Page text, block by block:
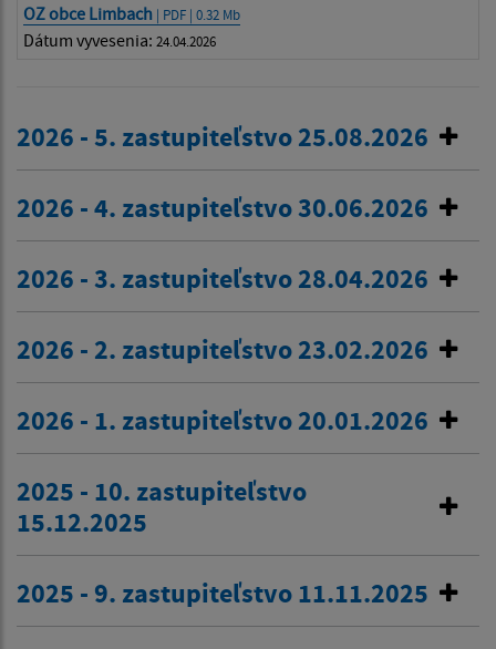
OZ obce Limbach | PDF | 0.32 Mb
Dátum vyvesenia: 24.04.2026
2026 - 5. zastupiteľstvo 25.08.2026
2026 - 4. zastupiteľstvo 30.06.2026
2026 - 3. zastupiteľstvo 28.04.2026
2026 - 2. zastupiteľstvo 23.02.2026
2026 - 1. zastupiteľstvo 20.01.2026
2025 - 10. zastupiteľstvo
15.12.2025
2025 - 9. zastupiteľstvo 11.11.2025